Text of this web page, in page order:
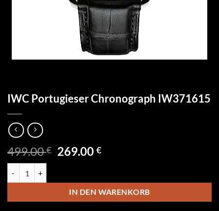
IWC Portugieser Chronograph IW371615
499.00€ Ursprünglicher
499.00 €
269.00€Aktueller
269.00 €.
IN DEN WARENKORB